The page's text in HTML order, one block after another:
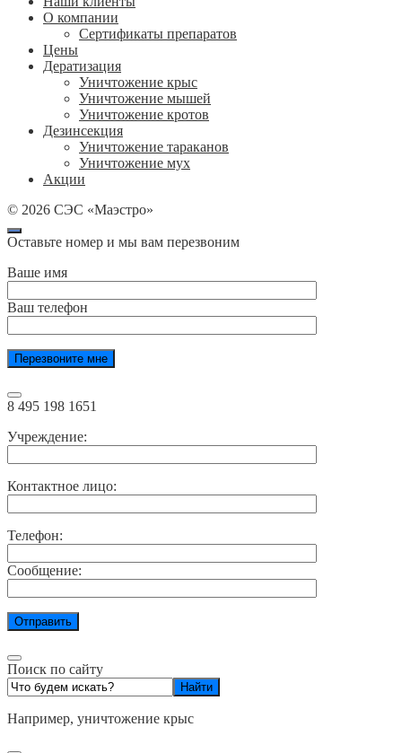
О компании
Сертификаты препаратов
Цены
Дератизация
Уничтожение крыс
Уничтожение мышей
Уничтожение кротов
Дезинсекция
Уничтожение тараканов
Уничтожение мух
Акции
© 2026 СЭС «Маэстро»
Оставьте номер и мы вам перезвоним
Ваше имя
Ваш телефон
8 495 198 1651
Учреждение:
Контактное лицо:
Телефон:
Сообщение:
Поиск по сайту
Например, уничтожение крыс